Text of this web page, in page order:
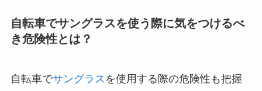
自転車でサングラスを使う際に気をつけるべ
き危険性とは？
自転車でサングラス を使用する際の危険性も把握